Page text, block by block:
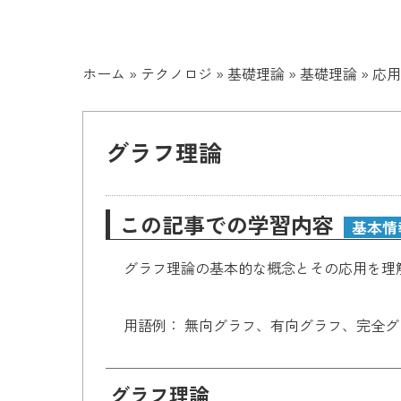
ホーム » テクノロジ » 基礎理論 » 基礎理論 » 応
グラフ理論
この記事での学習内容
基本情
グラフ理論の基本的な概念とその応用を理
用語例： 無向グラフ、有向グラフ、完全
グラフ理論